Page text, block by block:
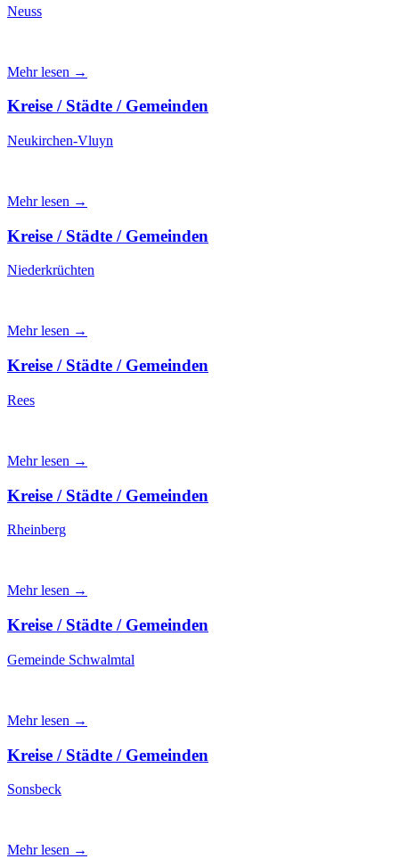
Neuss
Mehr lesen →
Kreise / Städte / Gemeinden
Neukirchen-Vluyn
Mehr lesen →
Kreise / Städte / Gemeinden
Niederkrüchten
Mehr lesen →
Kreise / Städte / Gemeinden
Rees
Mehr lesen →
Kreise / Städte / Gemeinden
Rheinberg
Mehr lesen →
Kreise / Städte / Gemeinden
Gemeinde Schwalmtal
Mehr lesen →
Kreise / Städte / Gemeinden
Sonsbeck
Mehr lesen →